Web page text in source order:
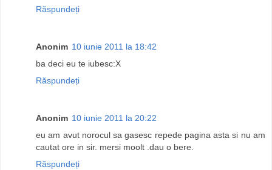
Răspundeți
Anonim 10 iunie 2011 la 18:42
ba deci eu te iubesc:X
Răspundeți
Anonim 10 iunie 2011 la 20:22
eu am avut norocul sa gasesc repede pagina asta si nu am
cautat ore in sir. mersi moolt .dau o bere.
Răspundeți